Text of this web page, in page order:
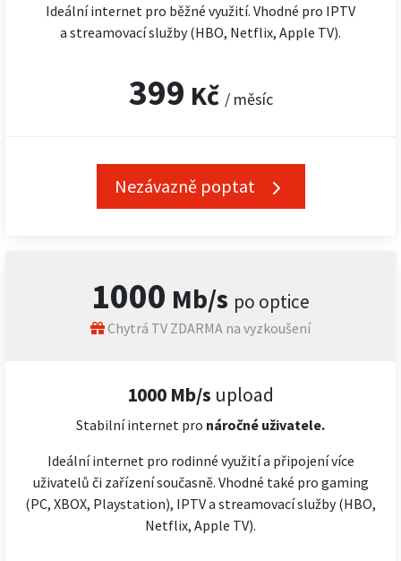
Ideální internet pro běžné využití. Vhodné pro IPTV
a streamovací služby (HBO, Netflix, Apple TV).
399 Kč / měsíc
Nezávazně poptat
1000 Mb/s po optice
Chytrá TV ZDARMA na vyzkoušení
1000 Mb/s upload
Stabilní internet pro náročné uživatele.
Ideální internet pro rodinné využití a připojení více
uživatelů či zařízení současně. Vhodné také pro gaming
(PC, XBOX, Playstation), IPTV a streamovací služby (HBO,
Netflix, Apple TV).